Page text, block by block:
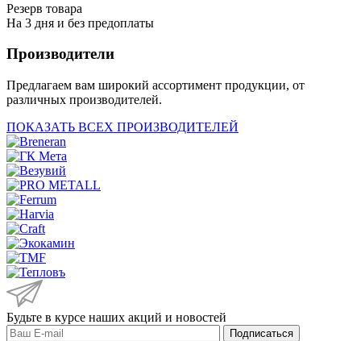
Резерв товара
На 3 дня и без предоплаты
Производители
Предлагаем вам широкий ассортимент продукции, от
различных производителей.
ПОКАЗАТЬ ВСЕХ ПРОИЗВОДИТЕЛЕЙ
Будьте в курсе наших акций и новостей
Подписаться